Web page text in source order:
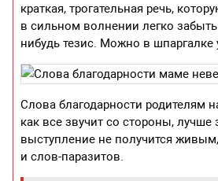
краткая, трогательная речь,
в сильном волнении легко
нибудь тезис. Можно в
Слова благодарности родителям
как все звучит со стороны,
выступление не получится
и слов-паразитов.